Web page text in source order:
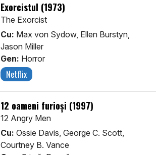
Exorcistul (1973)
The Exorcist
Cu: Max von Sydow, Ellen Burstyn,
Jason Miller
Gen: Horror
Netflix
12 oameni furioși (1997)
12 Angry Men
Cu: Ossie Davis, George C. Scott,
Courtney B. Vance